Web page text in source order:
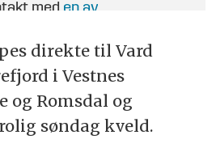
med en av
direkte til Vard
i Vestnes
og Romsdal og
søndag kveld.